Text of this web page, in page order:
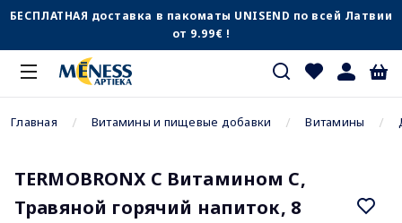
БЕСПЛАТНАЯ доставка в пакоматы UNISEND по всей Латвии
от 9.99€ !
Главная Витамины и пищевые добавки Витамины
TERMOBRONX С Витамином C,
Травяной горячий напиток, 8